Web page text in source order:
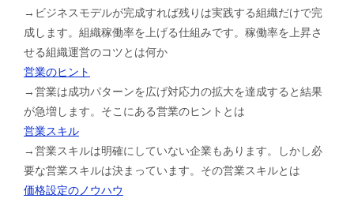
→ビジネスモデルが完成すれば残りは実践する組織だけで完
成します。組織稼働率を上げる仕組みです。稼働率を上昇さ
せる組織運営のコツとは何か
営業のヒント
→営業は成功パターンを広げ対応力の拡大を達成すると結果
が急増します。そこにある営業のヒントとは
営業スキル
→営業スキルは明確にしていない企業もあります。しかし必
要な営業スキルは決まっています。その営業スキルとは
価格設定のノウハウ